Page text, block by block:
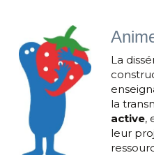
La
la
active,
leur